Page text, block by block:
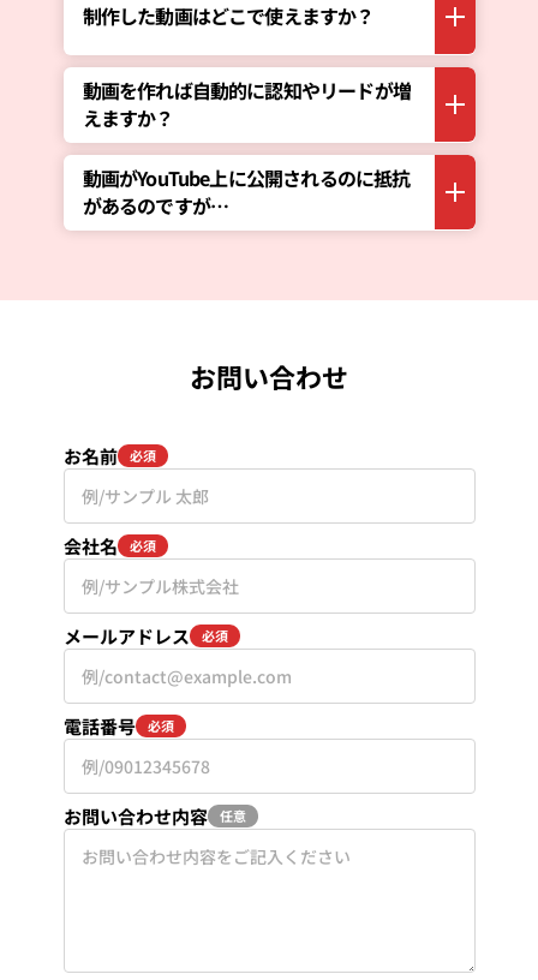
制作した動画はどこで使えますか？
動画を作れば自動的に認知やリードが増
えますか？
動画がYouTube上に公開されるのに抵抗
があるのですが…
お問い合わせ
お名前 必須
会社名 必須
メールアドレス 必須
電話番号 必須
お問い合わせ内容 任意